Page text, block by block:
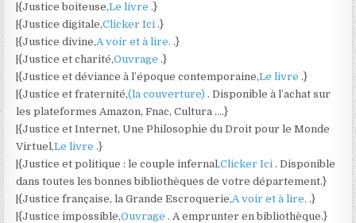
|{Justice boiteuse,Le livre.}
|{Justice digitale,Clicker Ici.}
|{Justice divine,A voir et à lire..}
|{Justice et charité,Ouvrage.}
|{Justice et déviance à l’époque contemporaine,Le livre.}
|{Justice et fraternité,(la couverture). Disponible à l’achat sur
les plateformes Amazon, Fnac, Cultura ….}
|{Justice et Internet, Une Philosophie du Droit pour le Monde
Virtuel,Le livre.}
|{Justice et politique : le couple infernal,Clicker Ici. Disponible
dans toutes les bonnes bibliothèques de votre département.}
|{Justice française, la Grande Escroquerie,A voir et à lire..}
|{Justice impossible,Ouvrage. A emprunter en bibliothèque.}